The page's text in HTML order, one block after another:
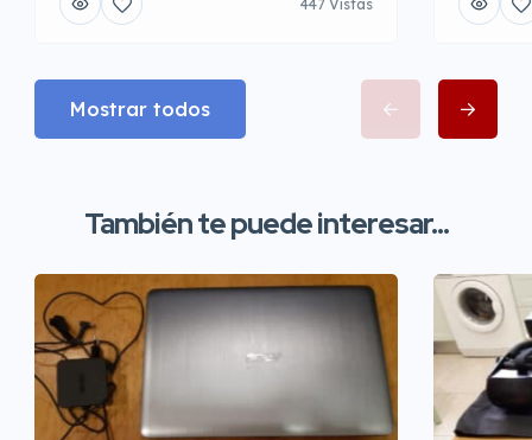
447 Vistas
Mostrar todos
También te puede interesar...